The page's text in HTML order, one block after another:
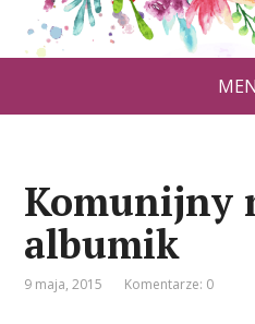
Komunijny
albumik
9 maja, 2015 Komentarze: 0